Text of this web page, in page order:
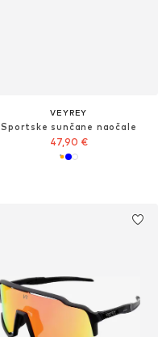
VEYREY
Sportske sunčane naočale
47,90 €